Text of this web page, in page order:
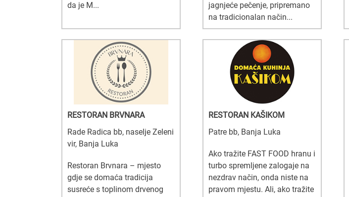
da je M...
jagnjeće pečenje, pripremano
na tradicionalan način...
RESTORAN BRVNARA
Rade Radica bb, naselje Zeleni
vir, Banja Luka
Restoran Brvnara – mjesto
gdje se domaća tradicija
susreće s toplinom drvenog
RESTORAN KAŠIKOM
Patre bb, Banja Luka
Ako tražite FAST FOOD hranu i
turbo spremljene zalogaje na
nezdrav način, onda niste na
pravom mjestu. Ali, ako tražite